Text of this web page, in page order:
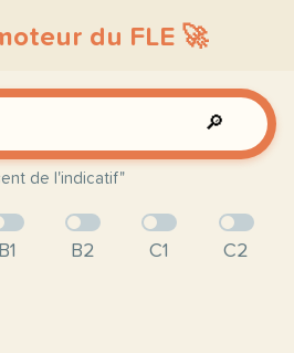
du FLE 🚀
🔎
de l'indicatif"
B1 B2 C1 C2